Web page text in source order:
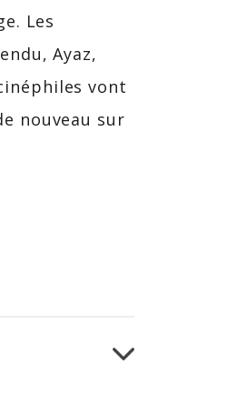
Les
Ayaz,
vont
nouveau sur